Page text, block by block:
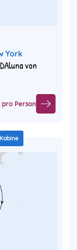
York
von
pro Person